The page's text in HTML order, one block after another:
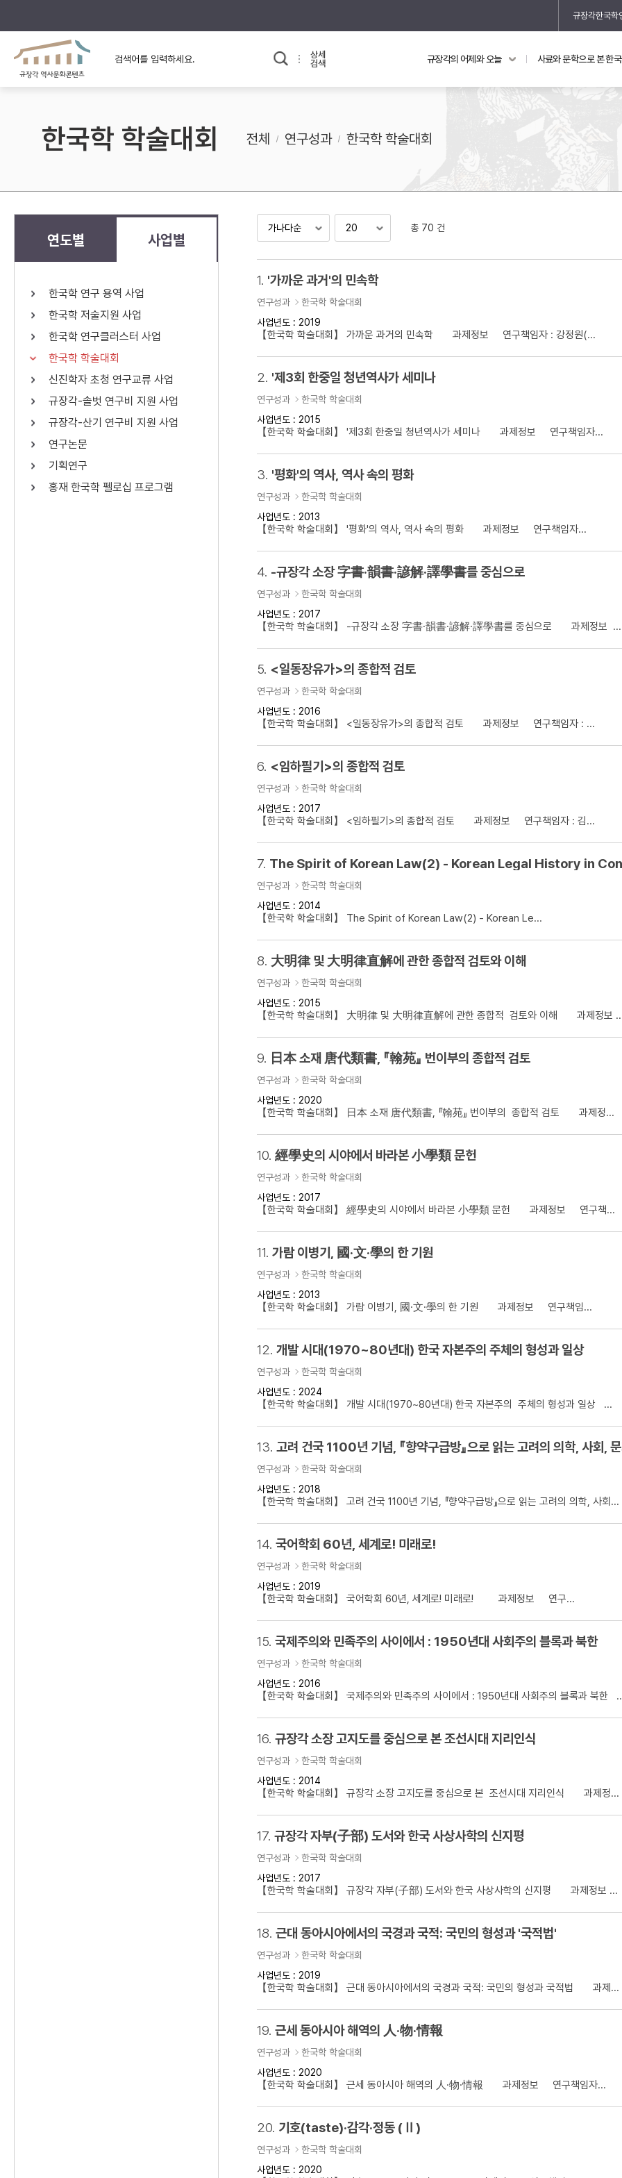
규장각한국학
규장각의 어제와 오늘
규장각 소개영상
사료와 문학으로 본
고대
고려
조선 후기
근대
교과 연동 자료 의궤와 지리지
상세
검색
검색 연산자 사용안내
연산자 설명
AND
OR 정조 OR 정약용 “정조” 또는 “정약용”이 포함된 자료를 검색
료를 검색
규장각의 어제와 오늘 사료와 문학으로 본 한
한국학 학술대회 전체 연구성과 한국학 학술대회
연도별 사업별
한국학 연구 용역 사업
한국학 저술지원 사업
한국학 연구클러스터 사업
한국학 학술대회
신진학자 초청 연구교류 사업
규장각-솔벗 연구비 지원 사업
규장각-산기 연구비 지원 사업
연구논문
기획연구
홍재 한국학 펠로십 프로그램
총 70 건
1. '가까운 과거'의 민속학
연구성과
한국학 학술대회
사업년도 : 2019
【한국학 학술대회】 가까운 과거의 민속학 과제정보 연구책임자 : 강정원(...
2. '제3회 한중일 청년역사가 세미나
연구성과
한국학 학술대회
사업년도 : 2015
【한국학 학술대회】 '제3회 한중일 청년역사가 세미나 과제정보 연구책임자...
3. '평화'의 역사, 역사 속의 평화
연구성과
한국학 학술대회
사업년도 : 2013
【한국학 학술대회】 '평화'의 역사, 역사 속의 평화 과제정보 연구책임자...
4. -규장각 소장 字書·韻書·諺解·譯學書를 중심으로
연구성과
한국학 학술대회
사업년도 : 2017
【한국학 학술대회】 -규장각 소장 字書·韻書·諺解·譯學書를 중심으로 과제정보 ...
5. <일동장유가>의 종합적 검토
연구성과
한국학 학술대회
사업년도 : 2016
【한국학 학술대회】 <일동장유가>의 종합적 검토 과제정보 연구책임자 : ...
6. <임하필기>의 종합적 검토
연구성과
한국학 학술대회
사업년도 : 2017
【한국학 학술대회】 <임하필기>의 종합적 검토 과제정보 연구책임자 : 김...
7. The Spirit of Korean Law(2) - Korean Legal History in
연구성과
한국학 학술대회
사업년도 : 2014
【한국학 학술대회】 The Spirit of Korean Law(2) - Korean Le...
8. 大明律 및 大明律直解에 관한 종합적 검토와 이해
연구성과
한국학 학술대회
사업년도 : 2015
【한국학 학술대회】 大明律 및 大明律直解에 관한 종합적 검토와 이해 과제정보
9. 日本 소재 唐代類書, 『翰苑』 번이부의 종합적 검토
연구성과
한국학 학술대회
사업년도 : 2020
【한국학 학술대회】 日本 소재 唐代類書, 『翰苑』 번이부의 종합적 검토 과제정...
10. 經學史의 시야에서 바라본 小學類 문헌
연구성과
한국학 학술대회
사업년도 : 2017
【한국학 학술대회】 經學史의 시야에서 바라본 小學類 문헌 과제정보 연구책...
11. 가람 이병기, 國·文·學의 한 기원
연구성과
한국학 학술대회
사업년도 : 2013
【한국학 학술대회】 가람 이병기, 國·文·學의 한 기원 과제정보 연구책임...
12. 개발 시대(1970~80년대) 한국 자본주의 주체의 형성과 일상
연구성과
한국학 학술대회
사업년도 : 2024
【한국학 학술대회】 개발 시대(1970~80년대) 한국 자본주의 주체의 형성과 일상 ...
13. 고려 건국 1100년 기념, 『향약구급방』으로 읽는 고려의 의학, 사회,
연구성과
한국학 학술대회
사업년도 : 2018
【한국학 학술대회】 고려 건국 1100년 기념, 『향약구급방』으로 읽는 고려의 의학, 사회...
14. 국어학회 60년, 세계로! 미래로!
연구성과
한국학 학술대회
사업년도 : 2019
【한국학 학술대회】 국어학회 60년, 세계로! 미래로! 과제정보 연구...
15. 국제주의와 민족주의 사이에서 : 1950년대 사회주의 블록과 북한
연구성과
한국학 학술대회
사업년도 : 2016
【한국학 학술대회】 국제주의와 민족주의 사이에서 : 1950년대 사회주의 블록과 북한
16. 규장각 소장 고지도를 중심으로 본 조선시대 지리인식
연구성과
한국학 학술대회
사업년도 : 2014
【한국학 학술대회】 규장각 소장 고지도를 중심으로 본 조선시대 지리인식 과제정...
17. 규장각 자부(子部) 도서와 한국 사상사학의 신지평
연구성과
한국학 학술대회
사업년도 : 2017
【한국학 학술대회】 규장각 자부(子部) 도서와 한국 사상사학의 신지평 과제정보 ...
18. 근대 동아시아에서의 국경과 국적: 국민의 형성과 '국적법'
연구성과
한국학 학술대회
사업년도 : 2019
【한국학 학술대회】 근대 동아시아에서의 국경과 국적: 국민의 형성과 국적법 과제...
19. 근세 동아시아 해역의 人·物·情報
연구성과
한국학 학술대회
사업년도 : 2020
【한국학 학술대회】 근세 동아시아 해역의 人·物·情報 과제정보 연구책임자...
20. 기호(taste)·감각·정동 (Ⅱ)
연구성과
한국학 학술대회
사업년도 : 2020